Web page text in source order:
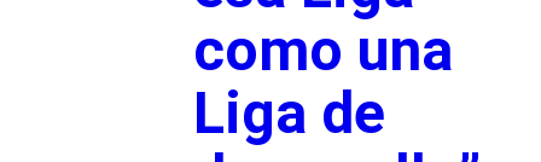
como una
Liga de